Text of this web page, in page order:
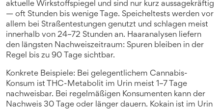
aktuelle Wirkstoffspiegel und sind nur kurz aussagekräftig
— oft Stunden bis wenige Tage. Speicheltests werden vor
allem bei Straßentestungen genutzt und schlagen meist
innerhalb von 24–72 Stunden an. Haaranalysen liefern
den längsten Nachweiszeitraum: Spuren bleiben in der
Regel bis zu 90 Tage sichtbar.
Konkrete Beispiele: Bei gelegentlichem Cannabis-
Konsum ist THC-Metabolit im Urin meist 1–7 Tage
nachweisbar. Bei regelmäßigen Konsumenten kann der
Nachweis 30 Tage oder länger dauern. Kokain ist im Urin